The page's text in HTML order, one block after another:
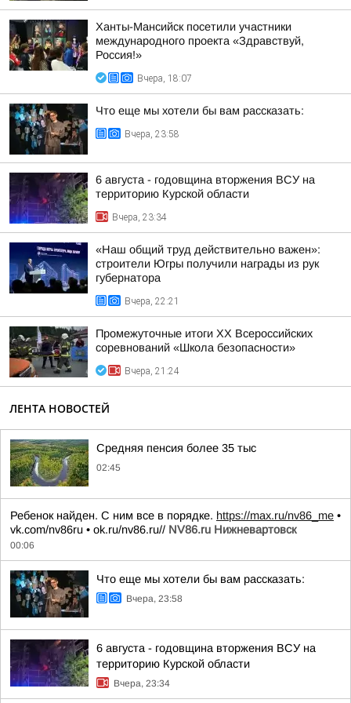
Ханты-Мансийск посетили участники
международного проекта «Здравствуй,
Россия!»
Вчера, 18:07
Что еще мы хотели бы вам рассказать:
Вчера, 23:58
6 августа - годовщина вторжения ВСУ на
территорию Курской области
Вчера, 23:34
«Наш общий труд действительно важен»:
строители Югры получили награды из рук
губернатора
Вчера, 22:21
Промежуточные итоги XX Всероссийских
соревнований «Школа безопасности»
Вчера, 21:24
ЛЕНТА НОВОСТЕЙ
Средняя пенсия более 35 тыс
02:45
Ребенок найден. С ним все в порядке. https://max.ru/nv86_me •
vk.com/nv86ru • ok.ru/nv86.ru// NV86.ru Нижневартовск
00:06
Что еще мы хотели бы вам рассказать:
Вчера, 23:58
6 августа - годовщина вторжения ВСУ на
территорию Курской области
Вчера, 23:34